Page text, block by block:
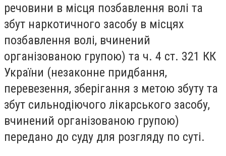
речовини в місця позбавлення волі та
збут наркотичного засобу в місцях
позбавлення волі, вчинений
організованою групою) та ч. 4 ст. 321 КК
України (незаконне придбання,
перевезення, зберігання з метою збуту та
збут сильнодіючого лікарського засобу,
вчинений організованою групою)
передано до суду для розгляду по суті.